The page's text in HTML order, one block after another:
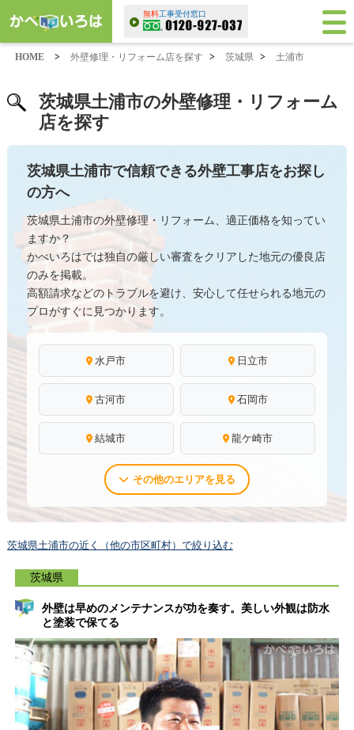
無料工事受付窓口
HOME > 外壁修理・リフォーム店を探す > 茨城県 > 土浦市
茨城県土浦市の外壁修理・リフォーム
店を探す
茨城県土浦市で信頼できる外壁工事店をお探し
の方へ
茨城県土浦市の外壁修理・リフォーム、適正価格を知ってい
ますか？
かべいろはでは独自の厳しい審査をクリアした地元の優良店
のみを掲載。
高額請求などのトラブルを避け、安心して任せられる地元の
プロがすぐに見つかります。
水戸市 日立市
古河市 石岡市
結城市 龍ケ崎市
その他のエリアを見る
茨城県土浦市の近く（他の市区町村）で絞り込む
茨城県
外壁は早めのメンテナンスが功を奏す。美しい外観は防水
と塗装で保てる